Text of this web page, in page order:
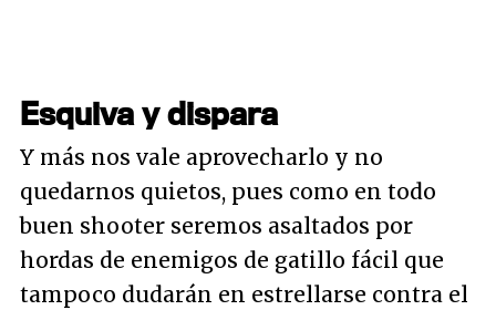
Esquiva y dispara
Y más nos vale aprovecharlo y no
quedarnos quietos, pues como en todo
buen shooter seremos asaltados por
hordas de enemigos de gatillo fácil que
tampoco dudarán en estrellarse contra el